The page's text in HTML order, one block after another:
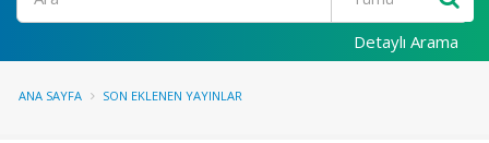
Detaylı Arama
ANA SAYFA SON EKLENEN YAYINLAR